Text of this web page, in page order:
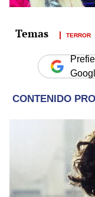
TERROR